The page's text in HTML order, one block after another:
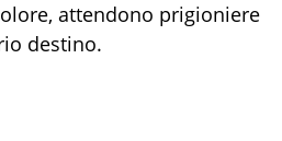
attendono prigioniere
destino.